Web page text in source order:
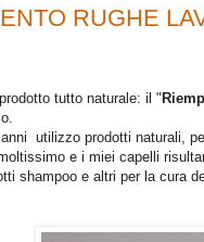
RUGHE
tutto naturale: il "
utilizzo prodotti naturali,
e i miei capelli
shampoo e altri per la cura